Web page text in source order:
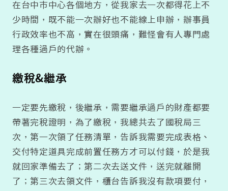
在台中市中心各個地方，從我家去一次都得花上不
少時間，既不能一次辦好也不能線上申辦，辦事員
行政效率也不高，實在很頭痛，難怪會有人專門處
理各種過戶的代辦。
繳稅&繼承
一定要先繳稅，後繼承，需要繼承過戶的財產都要
帶著完稅證明，為了繳稅，我總共去了國稅局三
次，第一次領了任務清單，告訴我需要完成表格、
交付特定道具完成前置任務方才可以付錢，於是我
就回家準備去了；第二次去送文件，送完就離開
了；第三次去領文件，櫃台告訴我沒有款項要付，